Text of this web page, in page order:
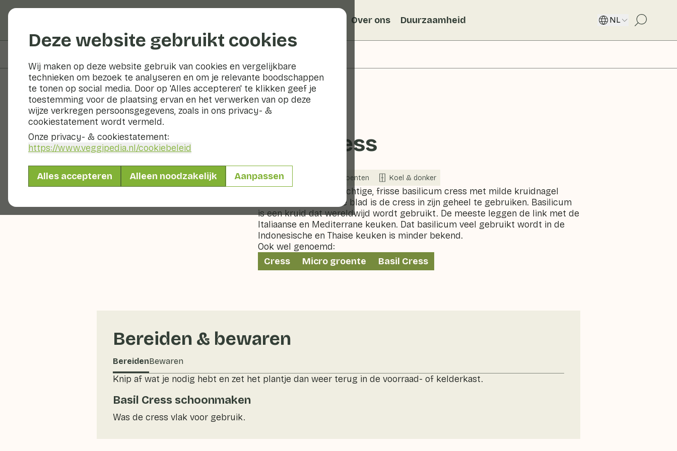
Deze website gebruikt cookies
Wij maken op deze website gebruik van cookies en vergelijkbare
technieken om bezoek te analyseren en om je relevante boodschappen
te tonen op social media. Door op 'Alles accepteren' te klikken geef je
toestemming voor de plaatsing ervan en het verwerken van op deze
wijze verkregen persoonsgegevens, zoals in ons privacy- &
cookiestatement wordt vermeld.
Onze privacy- & cookiestatement:
https://www.veggipedia.nl/cookiebeleid
Alles accepteren Alleen noodzakelijk Aanpassen
Over ons Duurzaamheid NL
Groenten en fruit
Basil Cress
Nu in seizoen Groenten Koel & donker
Basil Cress is een krachtige, frisse basilicum cress met milde kruidnagel
tonen. Door het jonge blad is de cress in zijn geheel te gebruiken. Basilicum
is een kruid dat wereldwijd wordt gebruikt. De meeste leggen de link met de
Italiaanse en Mediterrane keuken. Dat basilicum veel gebruikt wordt in de
Indonesische en Thaise keuken is minder bekend.
Ook wel genoemd:
Cress
Micro groente Basil Cress
Bereiden & bewaren
BereidenBewaren
Knip af wat je nodig hebt en zet het plantje dan weer terug in de voorraad- of kelderkast.
Basil Cress schoonmaken
Was de cress vlak voor gebruik.